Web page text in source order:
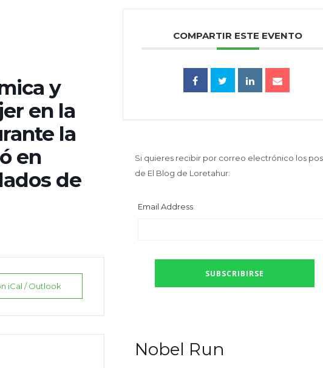
y
en la
la
en
de
iCal / Outlook
COMPARTIR ESTE EVENTO
Si quieres recibir por correo electrónico los
de El Blog de Loretahur:
Email Address
Nobel Run